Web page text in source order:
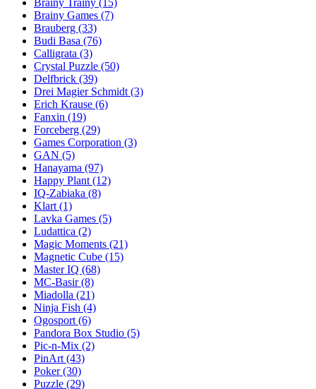
Brainy Trainy (15)
Brainy Games (7)
Brauberg (33)
Budi Basa (76)
Calligrata (3)
Crystal Puzzle (50)
Delfbrick (39)
Drei Magier Schmidt (3)
Erich Krause (6)
Fanxin (19)
Forceberg (29)
Games Corporation (3)
GAN (5)
Hanayama (97)
Happy Plant (12)
IQ-Zabiaka (8)
Klart (1)
Lavka Games (5)
Ludattica (2)
Magic Moments (21)
Magnetic Cube (15)
Master IQ (68)
MC-Basir(8)
Miadolla (21)
Ninja Fish (4)
Ogosport (6)
Pandora Box Studio (5)
Pic-n-Mix (2)
PinArt (43)
Poker(30)
Puzzle (29)